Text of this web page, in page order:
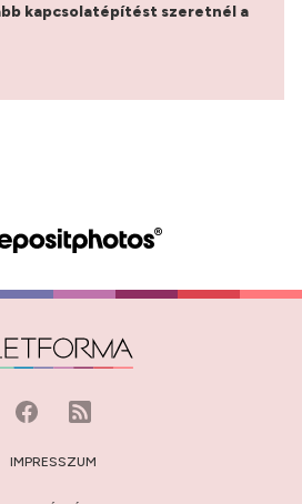
kapcsolatépítést szeretnél a
IMPRESSZUM